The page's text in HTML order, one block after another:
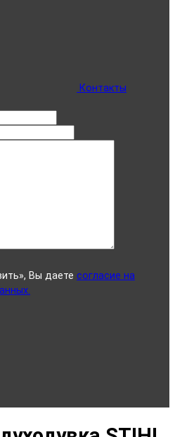
Контакты
Вы даете согласие на